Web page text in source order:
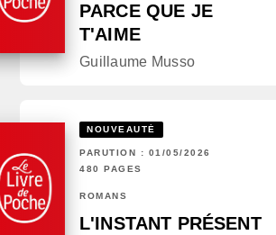
PARCE QUE JE
T'AIME
Guillaume Musso
NOUVEAUTÉ
PARUTION : 01/05/2026
480 PAGES
ROMANS
L'INSTANT PRÉSENT